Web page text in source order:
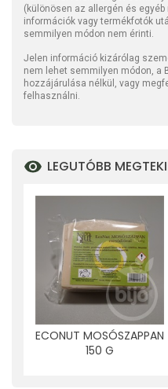
(különösen az allergén és
információk vagy termékfotók
semmilyen módon nem érinti.
Jelen információ kizárólag
nem lehet semmilyen módon, a
hozzájárulása nélkül, vagy
felhasználni.
LEGUTÓBB
ECONUT MOSÓSZAPPAN
150 G